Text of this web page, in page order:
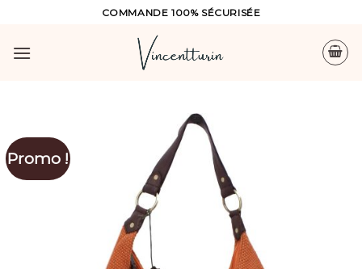
content
COMMANDE 100% SÉCURISÉE
Promo !